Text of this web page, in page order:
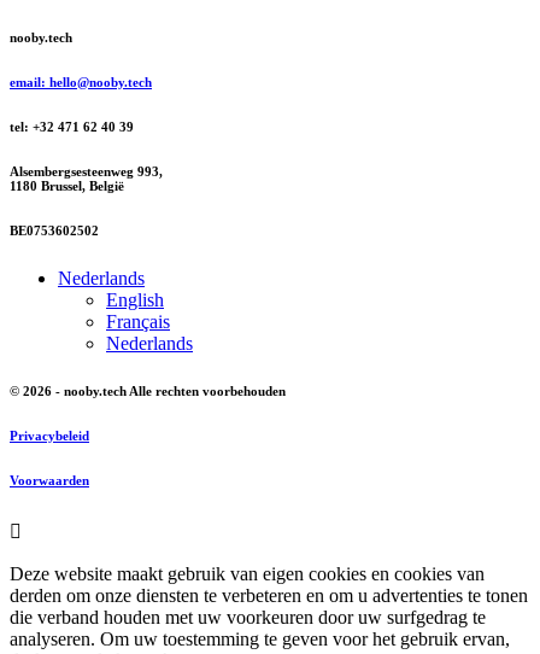
nooby.tech
email: hello@nooby.tech
tel: +32 471 62 40 39
Alsembergsesteenweg 993,
1180 Brussel, België
BE0753602502
Nederlands
English
Français
Nederlands
© 2026 - nooby.tech Alle rechten voorbehouden
Privacybeleid
Voorwaarden

Deze website maakt gebruik van eigen cookies en cookies van
derden om onze diensten te verbeteren en om u advertenties te tonen
die verband houden met uw voorkeuren door uw surfgedrag te
analyseren. Om uw toestemming te geven voor het gebruik ervan,